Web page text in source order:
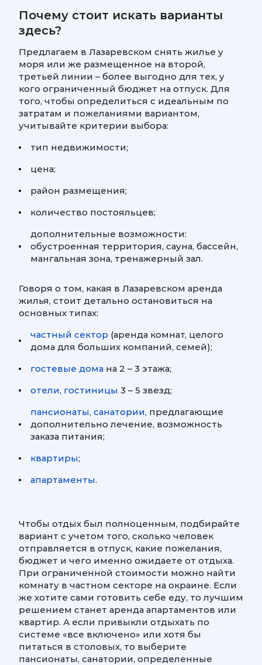
Почему стоит искать варианты
здесь?
Предлагаем в Лазаревском снять жилье у
моря или же размещенное на второй,
третьей линии – более выгодно для тех, у
кого ограниченный бюджет на отпуск. Для
того, чтобы определиться с идеальным по
затратам и пожеланиями вариантом,
учитывайте критерии выбора:
тип недвижимости;
цена;
район размещения;
количество постояльцев;
дополнительные возможности:
обустроенная территория, сауна, бассейн,
мангальная зона, тренажерный зал.
Говоря о том, какая в Лазаревском аренда
жилья, стоит детально остановиться на
основных типах:
частный сектор (аренда комнат, целого
дома для больших компаний, семей);
гостевые дома на 2 – 3 этажа;
отели, гостиницы 3 – 5 звезд;
пансионаты, санатории, предлагающие
дополнительно лечение, возможность
заказа питания;
квартиры;
апартаменты.
Чтобы отдых был полноценным, подбирайте
вариант с учетом того, сколько человек
отправляется в отпуск, какие пожелания,
бюджет и чего именно ожидаете от отдыха.
При ограниченной стоимости можно найти
комнату в частном секторе на окраине. Если
же хотите сами готовить себе еду, то лучшим
решением станет аренда апартаментов или
квартир. А если привыкли отдыхать по
системе «все включено» или хотя бы
питаться в столовых, то выберите
пансионаты, санатории, определенные